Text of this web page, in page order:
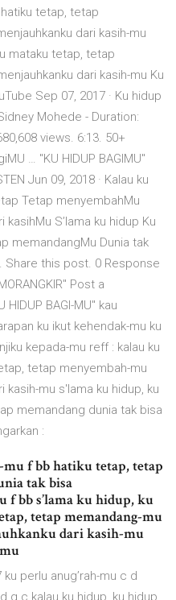
tetap, tetap
dari kasih-mu
mataku tetap, tetap
dari kasih-mu Ku
Sep 07, 2017 · Ku hidup
Mohede - Duration:
views. 6:13. 50+
… "KU HIDUP BAGIMU"
Jun 09, 2018 · Kalau ku
Tetap menyembahMu
kasihMu S’lama ku hidup Ku
memandangMu Dunia tak
Share this post. 0 Response
Post a
BAGI-MU" kau
ku ikut kehendak-mu ku
kepada-mu reff : kalau ku
tetap menyembah-mu
kasih-mu s'lama ku hidup, ku
memandang dunia tak bisa
:
f bb hatiku tetap, tetap
tak bisa
bb s’lama ku hidup, ku
tetap memandang-mu
dari kasih-mu
perlu anug’rah-mu c d